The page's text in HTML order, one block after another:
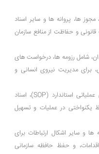
مجوز ها، پروانه ‌ها و سایر اسناد
قانونی و حفاظت از منافع سازمان
شامل رزومه ‌ها، درخواست ‌های
برای مدیریت نیروی انسانی و
کتابچه‌ ها، روش‌ های عملیاتی استاندارد (SOP)، اسناد
یکنواختی در عملیات و تسهیل
‌ها و سایر اشکال ارتباطات برای
و حفظ حافظه سازمانی